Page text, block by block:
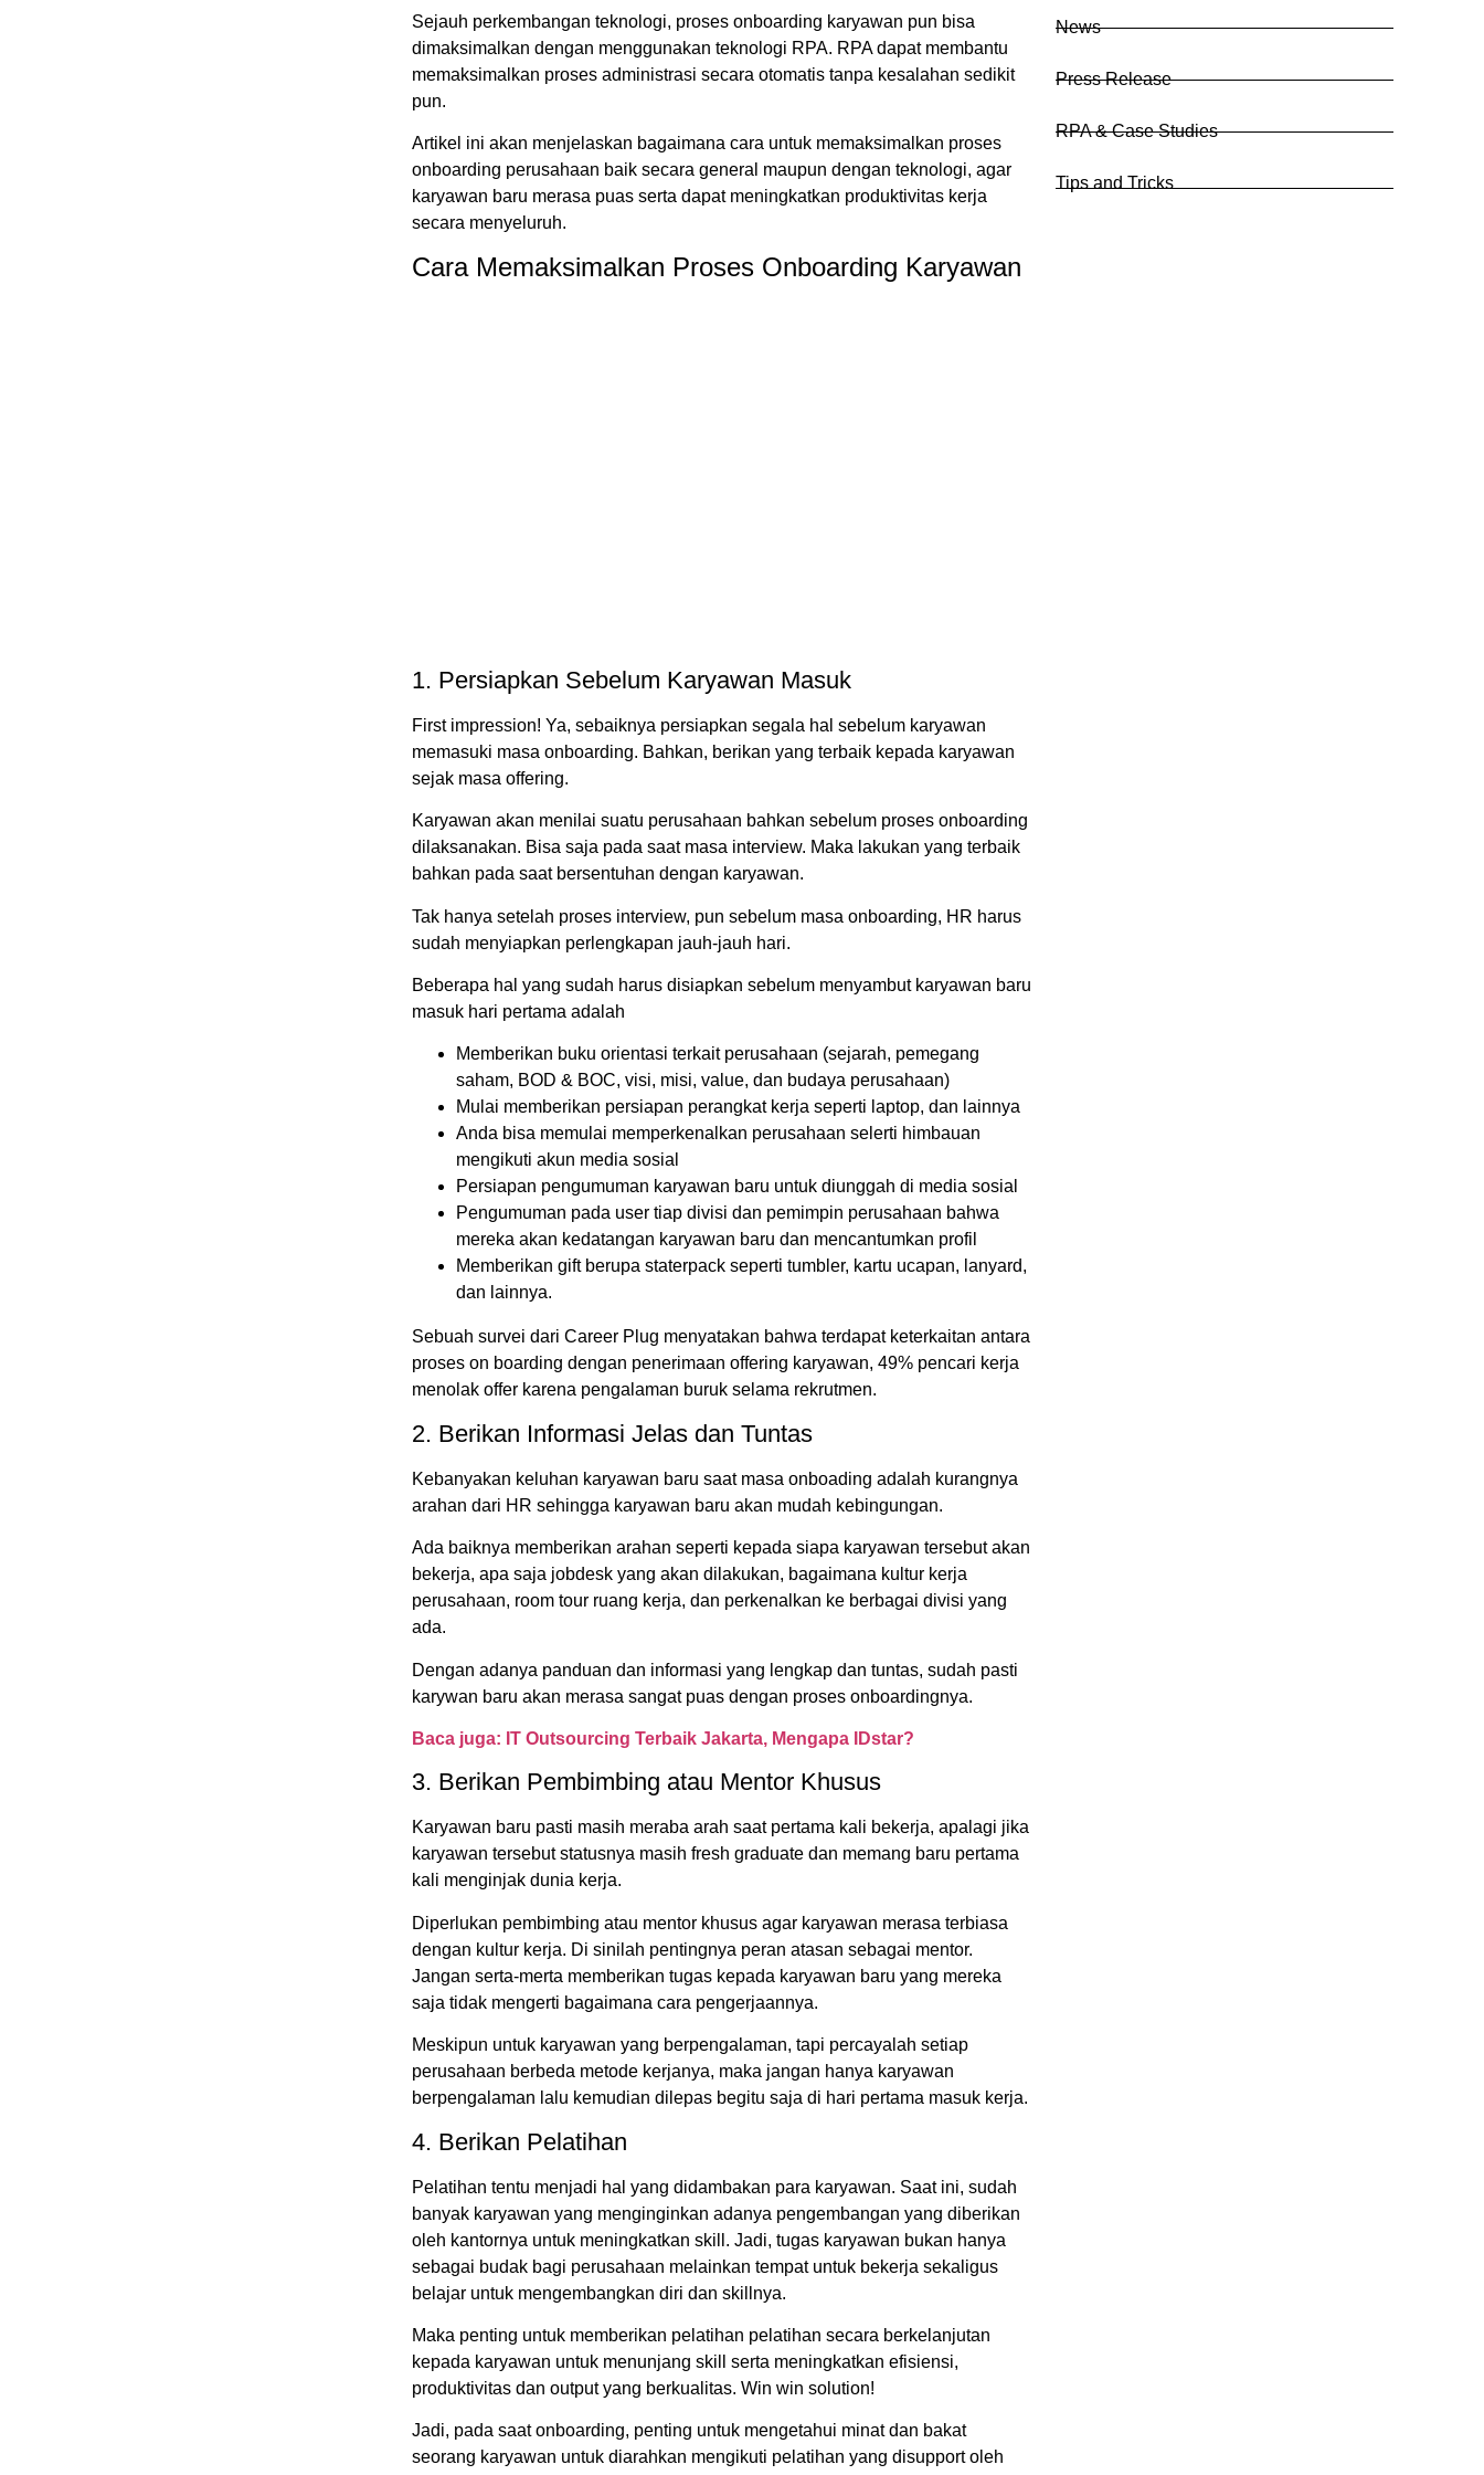
Sejauh perkembangan teknologi, proses onboarding karyawan pun bisa
dimaksimalkan dengan menggunakan teknologi RPA. RPA dapat membantu
memaksimalkan proses administrasi secara otomatis tanpa kesalahan sedikit
pun.
Artikel ini akan menjelaskan bagaimana cara untuk memaksimalkan proses
onboarding perusahaan baik secara general maupun dengan teknologi, agar
karyawan baru merasa puas serta dapat meningkatkan produktivitas kerja
secara menyeluruh.
Cara Memaksimalkan Proses Onboarding Karyawan
1. Persiapkan Sebelum Karyawan Masuk
First impression! Ya, sebaiknya persiapkan segala hal sebelum karyawan
memasuki masa onboarding. Bahkan, berikan yang terbaik kepada karyawan
sejak masa offering.
Karyawan akan menilai suatu perusahaan bahkan sebelum proses onboarding
dilaksanakan. Bisa saja pada saat masa interview. Maka lakukan yang terbaik
bahkan pada saat bersentuhan dengan karyawan.
Tak hanya setelah proses interview, pun sebelum masa onboarding, HR harus
sudah menyiapkan perlengkapan jauh-jauh hari.
Beberapa hal yang sudah harus disiapkan sebelum menyambut karyawan baru
masuk hari pertama adalah
Memberikan buku orientasi terkait perusahaan (sejarah, pemegang
saham, BOD & BOC, visi, misi, value, dan budaya perusahaan)
Mulai memberikan persiapan perangkat kerja seperti laptop, dan lainnya
Anda bisa memulai memperkenalkan perusahaan selerti himbauan
mengikuti akun media sosial
Persiapan pengumuman karyawan baru untuk diunggah di media sosial
Pengumuman pada user tiap divisi dan pemimpin perusahaan bahwa
mereka akan kedatangan karyawan baru dan mencantumkan profil
Memberikan gift berupa staterpack seperti tumbler, kartu ucapan, lanyard,
dan lainnya.
Sebuah survei dari Career Plug menyatakan bahwa terdapat keterkaitan antara
proses on boarding dengan penerimaan offering karyawan, 49% pencari kerja
menolak offer karena pengalaman buruk selama rekrutmen.
2. Berikan Informasi Jelas dan Tuntas
Kebanyakan keluhan karyawan baru saat masa onboading adalah kurangnya
arahan dari HR sehingga karyawan baru akan mudah kebingungan.
Ada baiknya memberikan arahan seperti kepada siapa karyawan tersebut akan
bekerja, apa saja jobdesk yang akan dilakukan, bagaimana kultur kerja
perusahaan, room tour ruang kerja, dan perkenalkan ke berbagai divisi yang
ada.
Dengan adanya panduan dan informasi yang lengkap dan tuntas, sudah pasti
karywan baru akan merasa sangat puas dengan proses onboardingnya.
Baca juga: IT Outsourcing Terbaik Jakarta, Mengapa IDstar?
3. Berikan Pembimbing atau Mentor Khusus
Karyawan baru pasti masih meraba arah saat pertama kali bekerja, apalagi jika
karyawan tersebut statusnya masih fresh graduate dan memang baru pertama
kali menginjak dunia kerja.
Diperlukan pembimbing atau mentor khusus agar karyawan merasa terbiasa
dengan kultur kerja. Di sinilah pentingnya peran atasan sebagai mentor.
Jangan serta-merta memberikan tugas kepada karyawan baru yang mereka
saja tidak mengerti bagaimana cara pengerjaannya.
Meskipun untuk karyawan yang berpengalaman, tapi percayalah setiap
perusahaan berbeda metode kerjanya, maka jangan hanya karyawan
berpengalaman lalu kemudian dilepas begitu saja di hari pertama masuk kerja.
4. Berikan Pelatihan
Pelatihan tentu menjadi hal yang didambakan para karyawan. Saat ini, sudah
banyak karyawan yang menginginkan adanya pengembangan yang diberikan
oleh kantornya untuk meningkatkan skill. Jadi, tugas karyawan bukan hanya
sebagai budak bagi perusahaan melainkan tempat untuk bekerja sekaligus
belajar untuk mengembangkan diri dan skillnya.
Maka penting untuk memberikan pelatihan pelatihan secara berkelanjutan
kepada karyawan untuk menunjang skill serta meningkatkan efisiensi,
produktivitas dan output yang berkualitas. Win win solution!
Jadi, pada saat onboarding, penting untuk mengetahui minat dan bakat
seorang karyawan untuk diarahkan mengikuti pelatihan yang disupport oleh
News
Press Release
RPA & Case Studies
Tips and Tricks